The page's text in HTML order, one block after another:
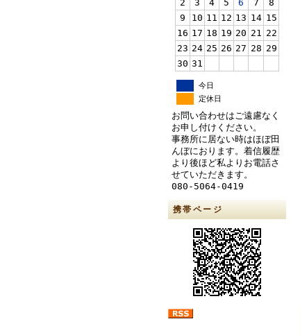
2
3 4 5 6 7
8
9
10 11 12 13 14 15
16 17 18 19 20 21
22
23 24 25 26 27 28 29
30 31
今日
定休日
お問い合わせはご遠慮なく
お申し付けください。
事務所に居ない時はほぼ田
んぼにおります。着信履歴
より後ほど私よりお電話さ
せていただきます。
080-5064-0419
携帯ページ